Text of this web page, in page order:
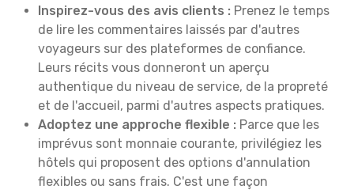
Inspirez-vous des avis clients : Prenez le temps
de lire les commentaires laissés par d'autres
voyageurs sur des plateformes de confiance.
Leurs récits vous donneront un aperçu
authentique du niveau de service, de la propreté
et de l'accueil, parmi d'autres aspects pratiques.
Adoptez une approche flexible : Parce que les
imprévus sont monnaie courante, privilégiez les
hôtels qui proposent des options d'annulation
flexibles ou sans frais. C'est une façon